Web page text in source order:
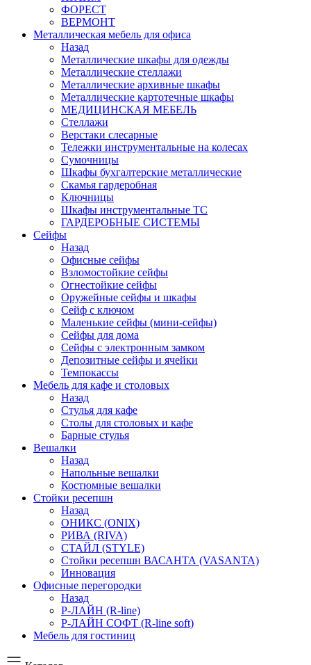
ФОРЕСТ
ВЕРМОНТ
Металлическая мебель для офиса
Назад
Металлические шкафы для одежды
Металлические стеллажи
Металлические архивные шкафы
Металлические картотечные шкафы
МЕДИЦИНСКАЯ МЕБЕЛЬ
Стеллажи
Верстаки слесарные
Тележки инструментальные на колесах
Сумочницы
Шкафы бухгалтерские металлические
Скамья гардеробная
Ключницы
Шкафы инструментальные ТС
ГАРДЕРОБНЫЕ СИСТЕМЫ
Сейфы
Назад
Офисные сейфы
Взломостойкие сейфы
Огнестойкие сейфы
Оружейные сейфы и шкафы
Сейф с ключом
Маленькие сейфы (мини-сейфы)
Сейфы для дома
Сейфы с электронным замком
Депозитные сейфы и ячейки
Темпокассы
Мебель для кафе и столовых
Назад
Стулья для кафе
Столы для столовых и кафе
Барные стулья
Вешалки
Назад
Напольные вешалки
Костюмные вешалки
Стойки ресепшн
Назад
ОНИКС (ONIX)
РИВА (RIVA)
СТАЙЛ (STYLE)
Стойки ресепшн ВАСАНТА (VASANTA)
Инновация
Офисные перегородки
Назад
Р-ЛАЙН (R-line)
Р-ЛАЙН СОФТ (R-line soft)
Мебель для гостиниц